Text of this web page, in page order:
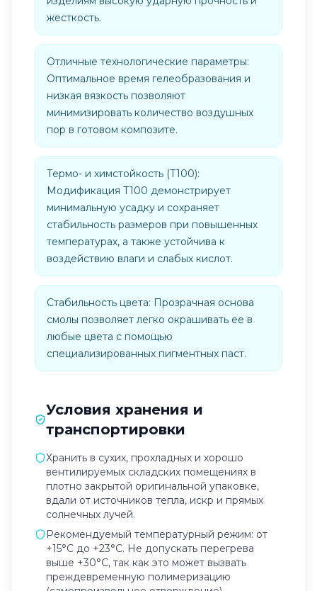
жесткость.
Отличные технологические параметры:
Оптимальное время гелеобразования и
низкая вязкость позволяют
минимизировать количество воздушных
пор в готовом композите.
Термо- и химстойкость (Т100):
Модификация Т100 демонстрирует
минимальную усадку и сохраняет
стабильность размеров при повышенных
температурах, а также устойчива к
воздействию влаги и слабых кислот.
Стабильность цвета: Прозрачная основа
смолы позволяет легко окрашивать ее в
любые цвета с помощью
специализированных пигментных паст.
Условия хранения и
транспортировки
Хранить в сухих, прохладных и хорошо
вентилируемых складских помещениях в
плотно закрытой оригинальной упаковке,
вдали от источников тепла, искр и прямых
солнечных лучей.
Рекомендуемый температурный режим: от
+15°C до +23°C. Не допускать перегрева
выше +30°C, так как это может вызвать
преждевременную полимеризацию